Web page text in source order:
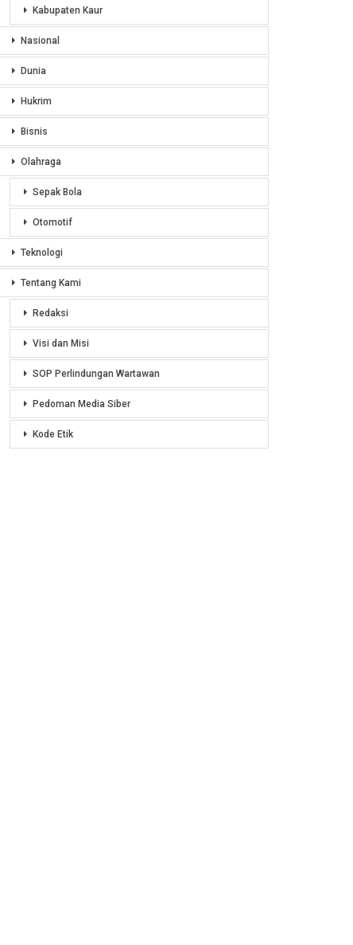
Kabupaten Kaur
Nasional
Dunia
Hukrim
Bisnis
Olahraga
Sepak Bola
Otomotif
Teknologi
Tentang Kami
Redaksi
Visi dan Misi
SOP Perlindungan Wartawan
Pedoman Media Siber
Kode Etik